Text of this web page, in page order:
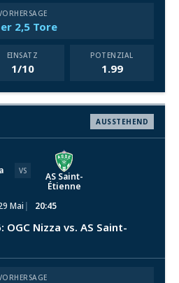
2,5 Tore
EINSATZ
1/10
POTENZIAL
1.99
AUSSTEHEND
VS
AS Saint-
Étienne
Mai
20:45
Nizza vs. AS Saint-